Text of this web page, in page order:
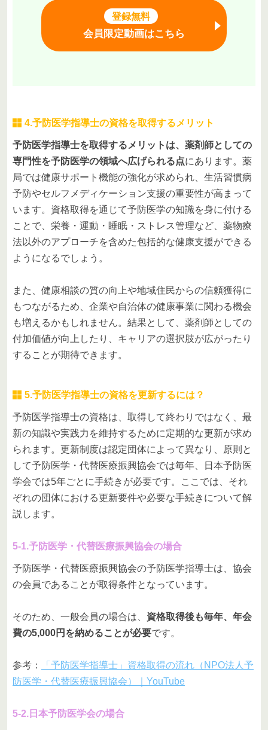
登録無料
会員限定動画はこちら
4.予防医学指導士の資格を取得するメリット
予防医学指導士を取得するメリットは、薬剤師としての
専門性を予防医学の領域へ広げられる点にあります。薬
局では健康サポート機能の強化が求められ、生活習慣病
予防やセルフメディケーション支援の重要性が高まって
います。資格取得を通じて予防医学の知識を身に付ける
ことで、栄養・運動・睡眠・ストレス管理など、薬物療
法以外のアプローチを含めた包括的な健康支援ができる
ようになるでしょう。
また、健康相談の質の向上や地域住民からの信頼獲得に
もつながるため、企業や自治体の健康事業に関わる機会
も増えるかもしれません。結果として、薬剤師としての
付加価値が向上したり、キャリアの選択肢が広がったり
することが期待できます。
5.予防医学指導士の資格を更新するには？
予防医学指導士の資格は、取得して終わりではなく、最
新の知識や実践力を維持するために定期的な更新が求め
られます。更新制度は認定団体によって異なり、原則と
して予防医学・代替医療振興協会では毎年、日本予防医
学会では5年ごとに手続きが必要です。ここでは、それ
ぞれの団体における更新要件や必要な手続きについて解
説します。
5-1.予防医学・代替医療振興協会の場合
予防医学・代替医療振興協会の予防医学指導士は、協会
の会員であることが取得条件となっています。
そのため、一般会員の場合は、 資格取得後も毎年、年会
費の5,000円を納めることが必要です。
参考：
「予防医学指導士」資格取得の流れ（NPO法人予
防医学・代替医療振興協会）｜YouTube
5-2.日本予防医学会の場合